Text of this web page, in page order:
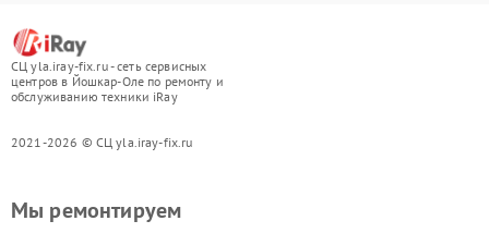
СЦ yla.iray-fix.ru - сеть сервисных
центров в Йошкар-Оле по ремонту и
обслуживанию техники iRay
2021-2026 © СЦ yla.iray-fix.ru
Мы ремонтируем